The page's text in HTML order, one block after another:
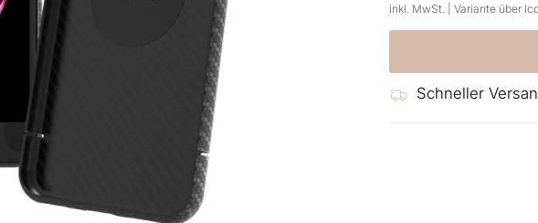
inkl. MwSt. | Variante über
Schneller